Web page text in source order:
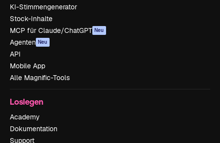
KI-Stimmengenerator
Stock-Inhalte
MCP für Claude/ChatGPT Neu
Agenten Neu
API
Mobile App
Alle Magnific-Tools
Loslegen
Academy
Dokumentation
Support